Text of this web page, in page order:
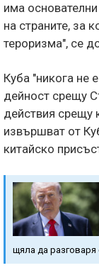
има
на страните, за
тероризма", се
Куба "никога не
дейност срещу
действия срещу
извършват от
китайско
щяла да разговаря